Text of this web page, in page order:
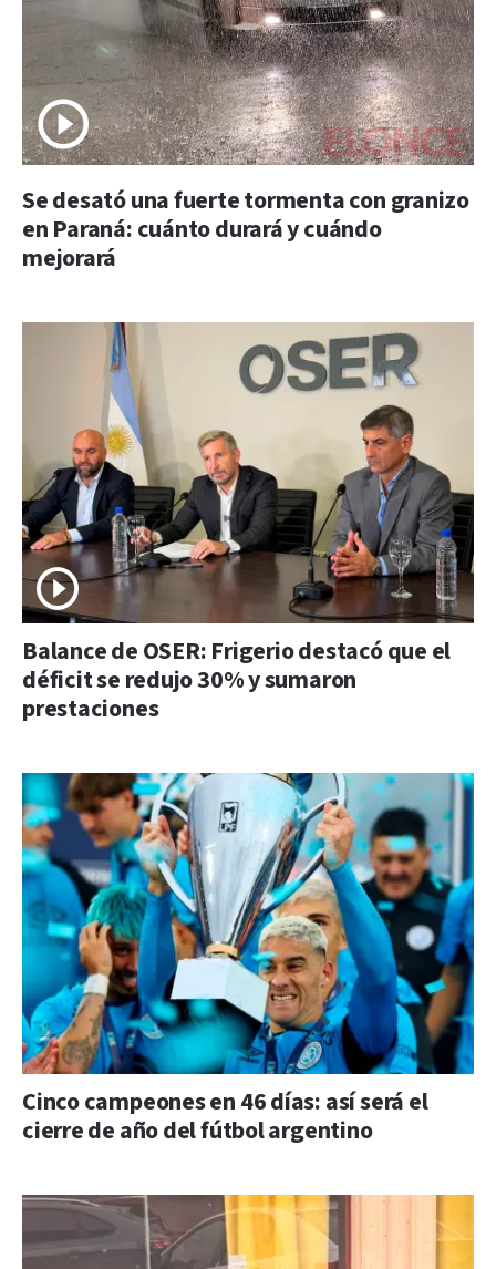
Se desató una fuerte tormenta con granizo
en Paraná: cuánto durará y cuándo
mejorará
Balance de OSER: Frigerio destacó que el
déficit se redujo 30% y sumaron
prestaciones
Cinco campeones en 46 días: así será el
cierre de año del fútbol argentino